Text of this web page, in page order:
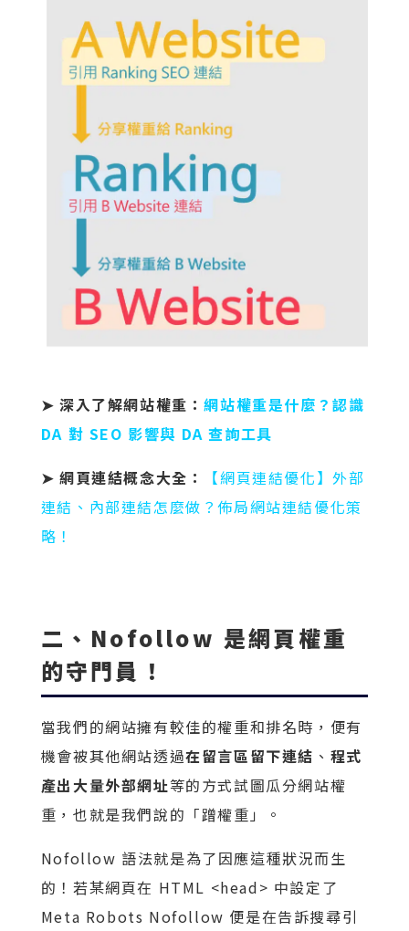
➤ 深入了解網站權重：網站權重是什麼？認識
DA 對 SEO 影響與 DA 查詢工具
➤ 網頁連結概念大全：
【網頁連結優化】外部
連結、內部連結怎麼做？佈局網站連結優化策
略！
二、Nofollow 是網頁權重
的守門員！
當我們的網站擁有較佳的權重和排名時，便有
機會被其他網站透過在留言區留下連結 、 程式
產出大量外部網址等的方式試圖瓜分網站權
重，也就是我們說的「蹭權重」。
Nofollow 語法就是為了因應這種狀況而生
的！若某網頁在 HTML <head> 中設定了
Meta Robots Nofollow 便是在告訴搜尋引